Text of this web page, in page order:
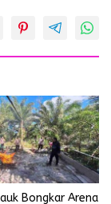
Bongkar Arena